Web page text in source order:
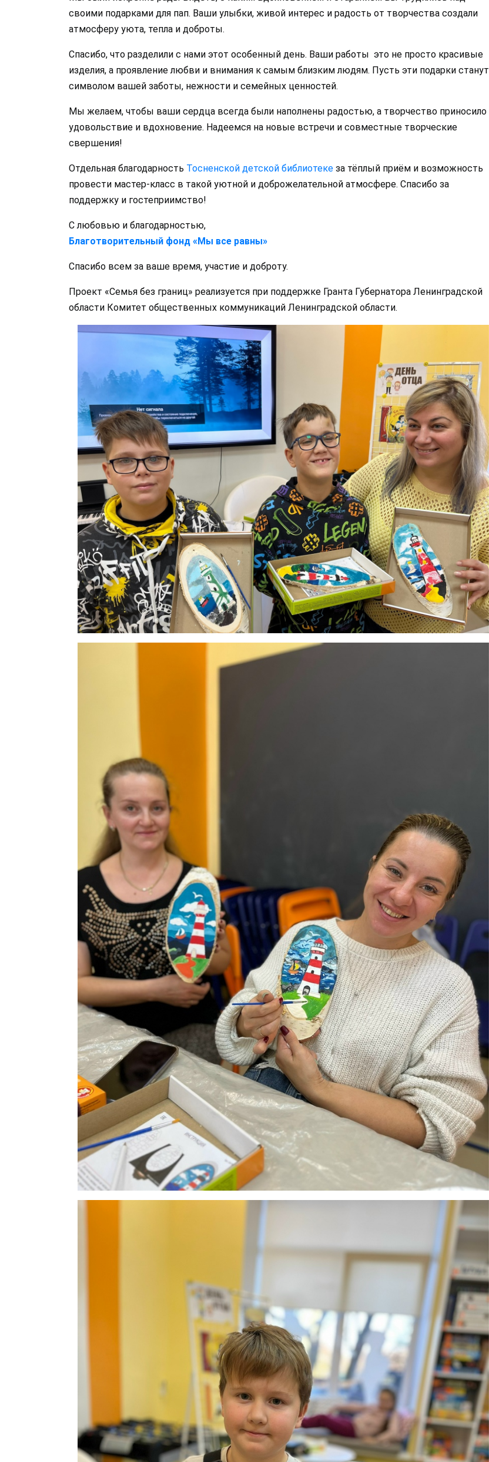
своими подарками для пап. Ваши улыбки, живой интерес и радость от творчества создали
атмосферу уюта, тепла и доброты.
Спасибо, что разделили с нами этот особенный день. Ваши работы это не просто красивые
изделия, а проявление любви и внимания к самым близким людям. Пусть эти подарки станут
символом вашей заботы, нежности и семейных ценностей.
Мы желаем, чтобы ваши сердца всегда были наполнены радостью, а творчество приносило
удовольствие и вдохновение. Надеемся на новые встречи и совместные творческие
свершения!
Отдельная благодарность Тосненской детской библиотеке за тёплый приём и возможность
провести мастер-класс в такой уютной и доброжелательной атмосфере. Спасибо за
поддержку и гостеприимство!
С любовью и благодарностью,
Благотворительный фонд «Мы все равны»
Спасибо всем за ваше время, участие и доброту.
Проект «Семья без границ» реализуется при поддержке Гранта Губернатора Ленинградской
области Комитет общественных коммуникаций Ленинградской области.